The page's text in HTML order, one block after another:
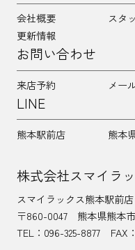
会社概要 スタ
更新情報
お問い合わせ
来店予約 メー
LINE
熊本駅前店 熊本
株式会社スマイラ
スマイラックス熊本駅前店
〒860-0047
熊本県熊本
TEL： 096-325-8877 FAX